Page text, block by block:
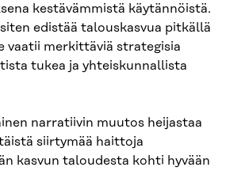
kestävämmistä käytännöistä.
edistää talouskasvua pitkällä
vaatii merkittäviä strategisia
tukea ja yhteiskunnallista
narratiivin muutos heijastaa
siirtymää haittoja
kasvun taloudesta kohti hyvään